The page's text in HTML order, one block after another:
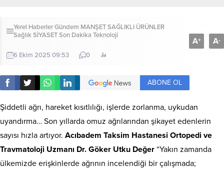
Yerel HaberlerGündem MANŞETSAĞLIKLI ÜRÜNLER
SağlıkSİYASETSon Dakika Teknoloji
6 Ekim 2025 09:53 0
A+ A-
ABONE OL
Şiddetli ağrı, hareket kısıtlılığı, işlerde zorlanma, uykudan
uyandırma… Son yıllarda omuz ağrılarından şikayet edenlerin
sayısı hızla artıyor. Acıbadem Taksim Hastanesi Ortopedi ve
Travmatoloji Uzmanı Dr. Göker Utku Değer “Yakın zamanda
ülkemizde erişkinlerde ağrının incelendiği bir çalışmada;